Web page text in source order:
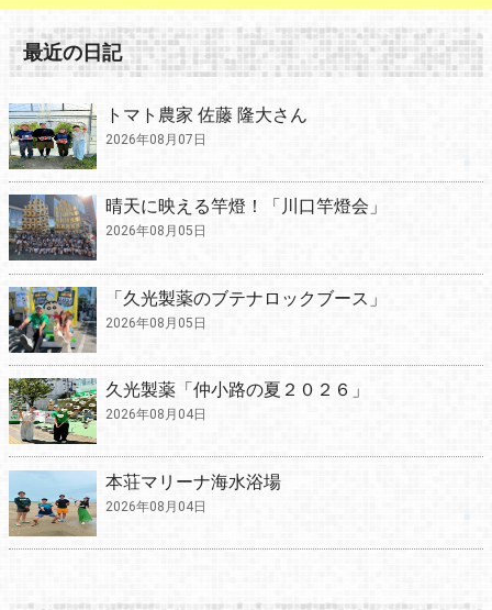
最近の日記
トマト農家 佐藤 隆大さん
2026年08月07日
晴天に映える竿燈！「川口竿燈会」
2026年08月05日
「久光製薬のブテナロックブース」
2026年08月05日
久光製薬「仲小路の夏２０２６」
2026年08月04日
本荘マリーナ海水浴場
2026年08月04日